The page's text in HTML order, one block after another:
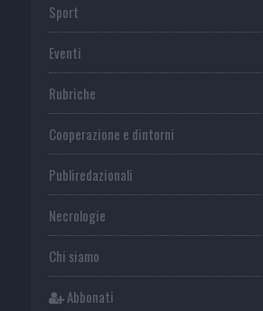
Sport
Eventi
Rubriche
Cooperazione e dintorni
Publiredazionali
Necrologie
Chi siamo
Abbonati